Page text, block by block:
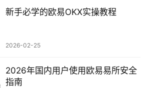
新手必学的欧易OKX实操教程
2026-02-25
2026年国内用户使用欧易易所安全
指南